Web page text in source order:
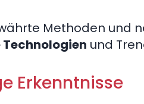
Methoden und
Technologien und
Erkenntnisse